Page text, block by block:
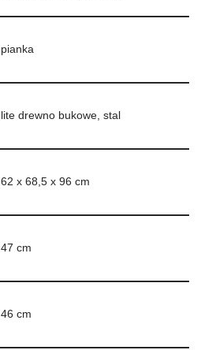
pianka
lite drewno bukowe, stal
62 x 68,5 x 96 cm
47 cm
46 cm